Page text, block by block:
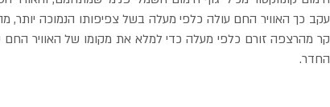
עקב כך האוויר החם עולה כלפי מעלה בשל צפיפותו הנמוכה יותר,
קר מהרצפה זורם כלפי מעלה כדי למלא את מקומו של האוויר
החדר.